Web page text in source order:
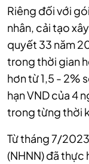
Riêng đối với
nhân, cải tạo
quyết 33 năm
trong thời gian
hơn từ 1,5 - 2%
hạn VND của 4
trong từng thời
Từ tháng 7/
(NHNN) đã thực